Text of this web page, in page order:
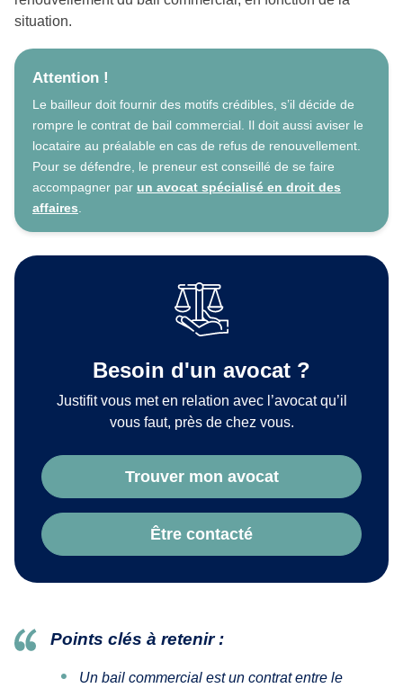
situation.
Attention !
Le bailleur doit fournir des motifs crédibles, s’il décide de
rompre le contrat de bail commercial. Il doit aussi aviser le
locataire au préalable en cas de refus de renouvellement.
Pour se défendre, le preneur est conseillé de se faire
accompagner par un avocat spécialisé en droit des
affaires
Besoin d'un avocat ?
Justifit vous met en relation avec l’avocat qu’il
vous faut, près de chez vous.
Trouver mon avocat
Être contacté
Points clés à retenir :
Un bail commercial est un contrat entre le